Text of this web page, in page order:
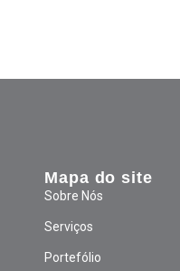
Mapa do site
Sobre Nós
Serviços
Portefólio